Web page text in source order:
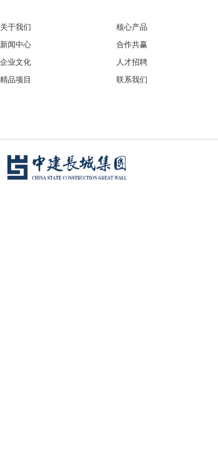
关于我们
新闻中心
企业文化
精品项目
核心产品
合作共赢
人才招聘
联系我们